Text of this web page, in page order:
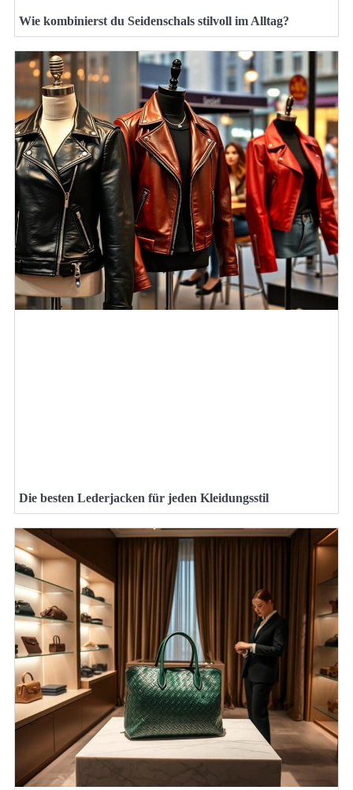
Wie kombinierst du Seidenschals stilvoll im Alltag?
Die besten Lederjacken für jeden Kleidungsstil